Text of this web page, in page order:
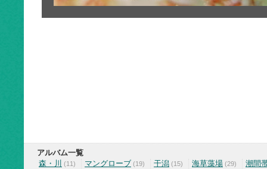
アルバム一覧
森・川
(11) マングローブ (19) 干潟 (15) 海草藻場 (29)
潮間